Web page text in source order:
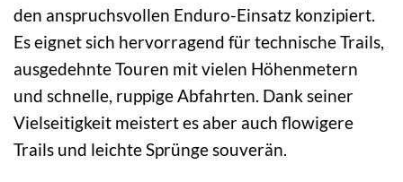
den anspruchsvollen Enduro-Einsatz konzipiert.
Es eignet sich hervorragend für technische Trails,
ausgedehnte Touren mit vielen Höhenmetern
und schnelle, ruppige Abfahrten. Dank seiner
Vielseitigkeit meistert es aber auch flowigere
Trails und leichte Sprünge souverän.